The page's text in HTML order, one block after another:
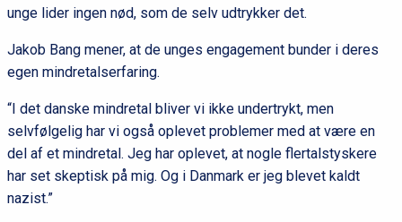
unge lider ingen nød, som de selv udtrykker det.
Jakob Bang mener, at de unges engagement bunder i deres
egen mindretalserfaring.
“I det danske mindretal bliver vi ikke undertrykt, men
selvfølgelig har vi også oplevet problemer med at være en
del af et mindretal. Jeg har oplevet, at nogle flertalstyskere
har set skeptisk på mig. Og i Danmark er jeg blevet kaldt
nazist.”